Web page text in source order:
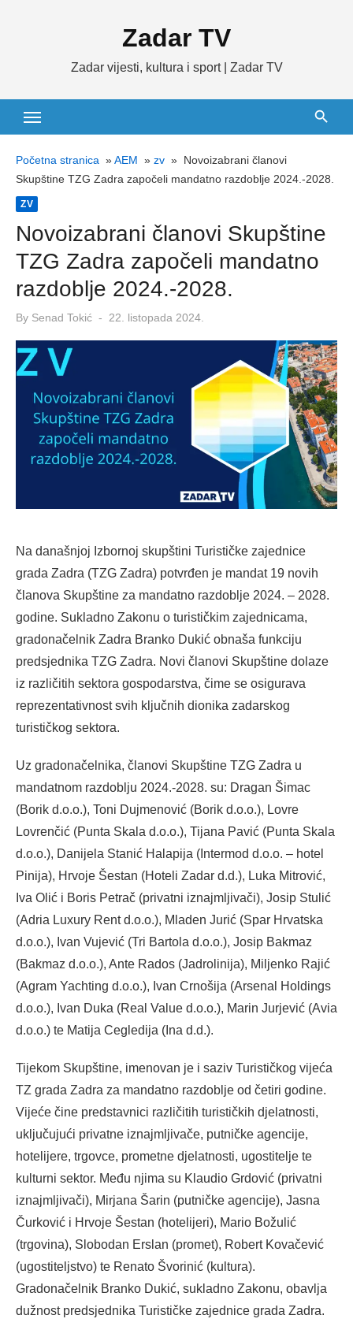
Zadar TV
Zadar vijesti, kultura i sport | Zadar TV
Početna stranica »AEM » zv » Novoizabrani članovi
Skupštine TZG Zadra započeli mandatno razdoblje 2024.-2028.
ZV
Novoizabrani članovi Skupštine
TZG Zadra započeli mandatno
razdoblje 2024.-2028.
By Senad Tokić
Posted
22. listopada 2024.
Na današnjoj Izbornoj skupštini Turističke zajednice
grada Zadra (TZG Zadra) potvrđen je mandat 19 novih
članova Skupštine za mandatno razdoblje 2024. – 2028.
godine. Sukladno Zakonu o turističkim zajednicama,
gradonačelnik Zadra Branko Dukić obnaša funkciju
predsjednika TZG Zadra. Novi članovi Skupštine dolaze
iz različitih sektora gospodarstva, čime se osigurava
reprezentativnost svih ključnih dionika zadarskog
turističkog sektora.
Uz gradonačelnika, članovi Skupštine TZG Zadra u
mandatnom razdoblju 2024.-2028. su: Dragan Šimac
(Borik d.o.o.), Toni Dujmenović (Borik d.o.o.), Lovre
Lovrenčić (Punta Skala d.o.o.), Tijana Pavić (Punta Skala
d.o.o.), Danijela Stanić Halapija (Intermod d.o.o. – hotel
Pinija), Hrvoje Šestan (Hoteli Zadar d.d.), Luka Mitrović,
Iva Olić i Boris Petrač (privatni iznajmljivači), Josip Stulić
(Adria Luxury Rent d.o.o.), Mladen Jurić (Spar Hrvatska
d.o.o.), Ivan Vujević (Tri Bartola d.o.o.), Josip Bakmaz
(Bakmaz d.o.o.), Ante Rados (Jadrolinija), Miljenko Rajić
(Agram Yachting d.o.o.), Ivan Crnošija (Arsenal Holdings
d.o.o.), Ivan Duka (Real Value d.o.o.), Marin Jurjević (Avia
d.o.o.) te Matija Cegledija (Ina d.d.).
Tijekom Skupštine, imenovan je i saziv Turističkog vijeća
TZ grada Zadra za mandatno razdoblje od četiri godine.
Vijeće čine predstavnici različitih turističkih djelatnosti,
uključujući privatne iznajmljivače, putničke agencije,
hotelijere, trgovce, prometne djelatnosti, ugostitelje te
kulturni sektor. Među njima su Klaudio Grdović (privatni
iznajmljivači), Mirjana Šarin (putničke agencije), Jasna
Čurković i Hrvoje Šestan (hotelijeri), Mario Božulić
(trgovina), Slobodan Erslan (promet), Robert Kovačević
(ugostiteljstvo) te Renato Švorinić (kultura).
Gradonačelnik Branko Dukić, sukladno Zakonu, obavlja
dužnost predsjednika Turističke zajednice grada Zadra.